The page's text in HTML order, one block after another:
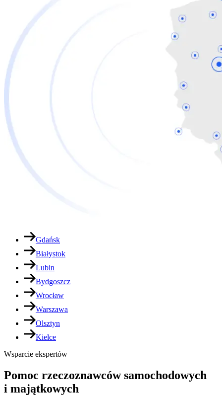
Gdańsk
Białystok
Lubin
Bydgoszcz
Wrocław
Warszawa
Olsztyn
Kielce
Wsparcie ekspertów
Pomoc rzeczoznawców samochodowych
i majątkowych